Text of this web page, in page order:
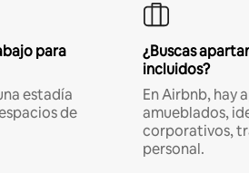
para
estadía
de
¿Buscas
incluidos?
En Airbnb, hay
amueblados,
corporativos,
personal.